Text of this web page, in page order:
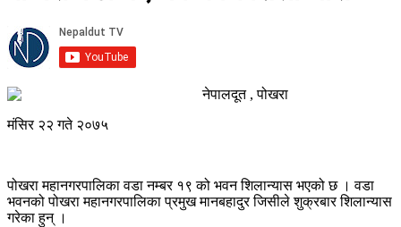
नेपालदूत , पोखरा
मंसिर २२ गते २०७५
पोखरा महानगरपालिका वडा नम्बर १९ को भवन शिलान्यास भएको छ । वडा
भवनको पोखरा महानगरपालिका प्रमुख मानबहादुर जिसीले शुक्रबार शिलान्यास
गरेका हुन् ।